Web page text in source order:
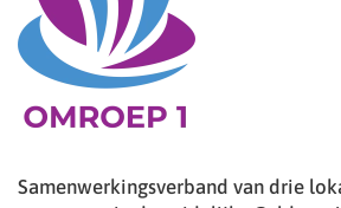
Samenwerkingsverband van drie